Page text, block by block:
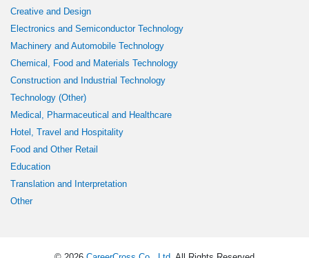
Creative and Design
Electronics and Semiconductor Technology
Machinery and Automobile Technology
Chemical, Food and Materials Technology
Construction and Industrial Technology
Technology (Other)
Medical, Pharmaceutical and Healthcare
Hotel, Travel and Hospitality
Food and Other Retail
Education
Translation and Interpretation
Other